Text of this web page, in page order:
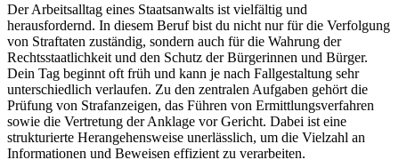
Der Arbeitsalltag eines Staatsanwalts ist vielfältig und
herausfordernd. In diesem Beruf bist du nicht nur für die Verfolgung
von Straftaten zuständig, sondern auch für die Wahrung der
Rechtsstaatlichkeit und den Schutz der Bürgerinnen und Bürger.
Dein Tag beginnt oft früh und kann je nach Fallgestaltung sehr
unterschiedlich verlaufen. Zu den zentralen Aufgaben gehört die
Prüfung von Strafanzeigen, das Führen von Ermittlungsverfahren
sowie die Vertretung der Anklage vor Gericht. Dabei ist eine
strukturierte Herangehensweise unerlässlich, um die Vielzahl an
Informationen und Beweisen effizient zu verarbeiten.